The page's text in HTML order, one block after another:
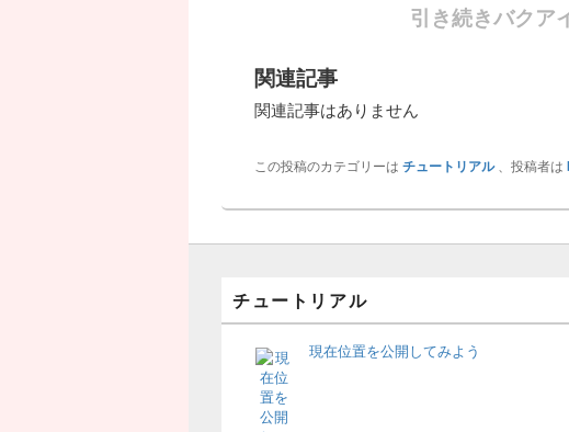
引き続きバクア
関連記事
関連記事はありません
この投稿のカテゴリーは チュートリアル、投稿者は
チュートリアル
現在位置を公開してみよう